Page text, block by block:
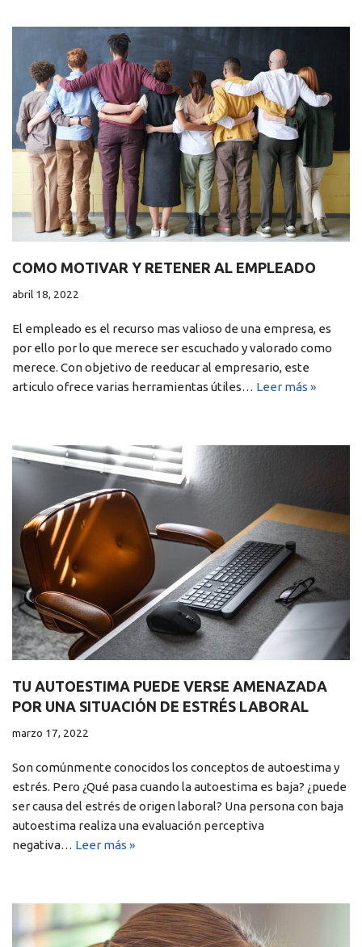
COMO MOTIVAR Y RETENER AL EMPLEADO
abril 18, 2022
El empleado es el recurso mas valioso de una empresa, es
por ello por lo que merece ser escuchado y valorado como
merece. Con objetivo de reeducar al empresario, este
articulo ofrece varias herramientas útiles… Leer más »
TU AUTOESTIMA PUEDE VERSE AMENAZADA
POR UNA SITUACIÓN DE ESTRÉS LABORAL
marzo 17, 2022
Son comúnmente conocidos los conceptos de autoestima y
estrés. Pero ¿Qué pasa cuando la autoestima es baja? ¿puede
ser causa del estrés de origen laboral? Una persona con baja
autoestima realiza una evaluación perceptiva
negativa… Leer más »